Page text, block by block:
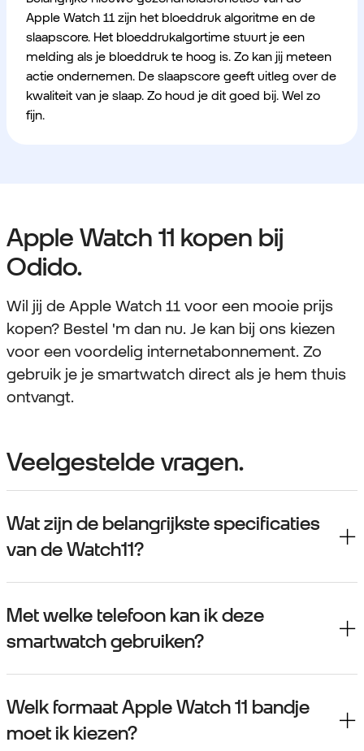
Apple Watch 11 zijn het bloeddruk algoritme en de
slaapscore. Het bloeddrukalgortime stuurt je een
melding als je bloeddruk te hoog is. Zo kan jij meteen
actie ondernemen. De slaapscore geeft uitleg over de
kwaliteit van je slaap. Zo houd je dit goed bij. Wel zo
fijn.
Apple Watch 11 kopen bij
Odido.
Wil jij de Apple Watch 11 voor een mooie prijs
kopen? Bestel 'm dan nu. Je kan bij ons kiezen
voor een voordelig internetabonnement. Zo
gebruik je je smartwatch direct als je hem thuis
ontvangt.
Veelgestelde vragen.
Wat zijn de belangrijkste specificaties
van de Watch11?
Met welke telefoon kan ik deze
smartwatch gebruiken?
Welk formaat Apple Watch 11 bandje
moet ik kiezen?